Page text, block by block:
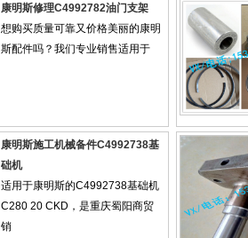
康明斯修理C4992782油门支架
想购买质量可靠又价格美丽的康明
斯配件吗？我们专业销售适用于
康明斯施工机械备件C4992738基
础机
适用于康明斯的C4992738基础机
C280 20 CKD，是重庆蜀阳商贸
销